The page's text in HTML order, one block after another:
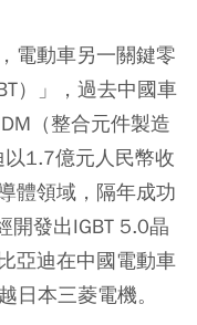
電動車另一關鍵零
）」，過去中國車
（整合元件製造
1.7億元人民幣收
體領域，隔年成功
開發出IGBT 5.0晶
亞迪在中國電動車
日本三菱電機。